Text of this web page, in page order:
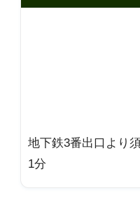
地下鉄3番出口より
1分